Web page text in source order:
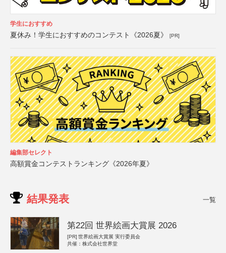
学生におすすめ
夏休み！学生におすすめのコンテスト《2026夏》 [PR]
編集部セレクト
高額賞金コンテストランキング《2026年夏》
結果発表 一覧
第22回 世界絵画大賞展 2026
[PR] 世界絵画大賞展 実行委員会
共催：株式会社世界堂